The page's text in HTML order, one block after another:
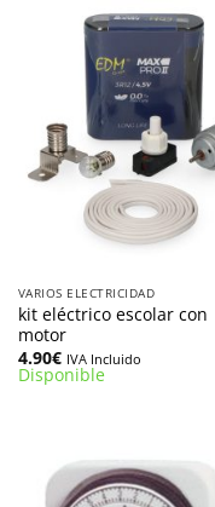
VARIOS ELECTRICIDAD
kit eléctrico escolar con
motor
4.90€ IVA Incluido
Disponible